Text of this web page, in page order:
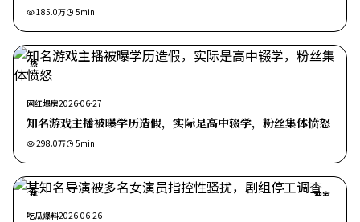
185.0万 5min
热
网红塌房2026-06-27
知名游戏主播被曝学历造假，实际是高中辍学，粉丝集体愤怒
298.0万 5min
热
独家
吃瓜爆料2026-06-26